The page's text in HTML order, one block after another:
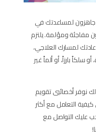
جاهزون لمساعدتك في
مفاجئة ومؤلمة. يلتزم
لمسارك العلاجي،
بارزاً، أو ألماً غير
نوفر أخصائيي تقويم
على كيفية التعامل مع أكثر
عليك التواصل مع